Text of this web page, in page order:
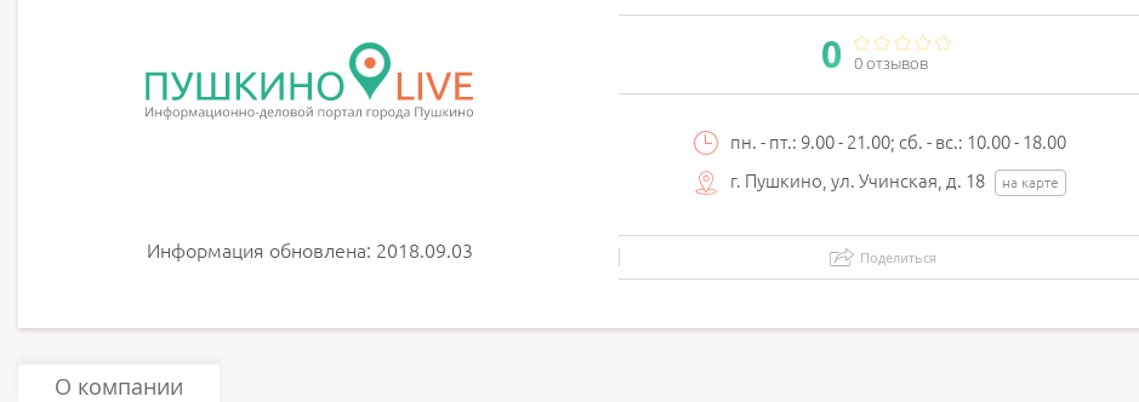
Информация обновлена: 2018.09.03
0 0 отзывов
пн. - пт.: 9.00 - 21.00; сб. - вс.: 10.00 - 18.00
г. Пушкино, ул. Учинская, д. 18
на карте
Поделиться
О компании